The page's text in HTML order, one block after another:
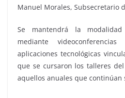
Manuel Morales, Subsecretario
Se mantendrá la
mediante
aplicaciones tecnológicas
que se cursaron los talleres
aquellos anuales que continúan